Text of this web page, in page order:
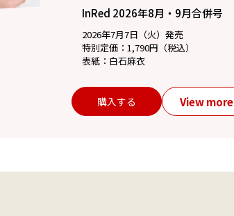
InRed 2026年8月・9月合併号
2026年7月7日（火）発売
特別定価：1,790円（税込）
表紙：白石麻衣
購入する View more